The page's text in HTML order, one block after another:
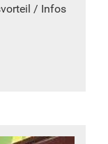
/ Infos